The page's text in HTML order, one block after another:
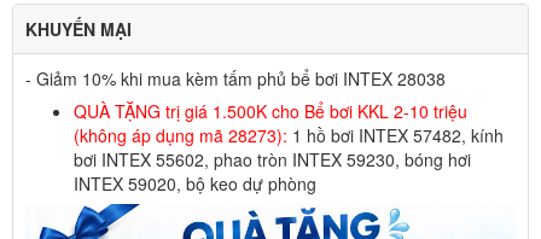
KHUYẾN MẠI
- Giảm 10% khi mua kèm tấm phủ bể bơi INTEX 28038
QUÀ TẶNG trị giá 1.500K cho Bể bơi KKL 2-10 triệu
(không áp dụng mã 28273): 1 hồ bơi INTEX 57482, kính
bơi INTEX 55602, phao tròn INTEX 59230, bóng hơi
INTEX 59020, bộ keo dự phòng